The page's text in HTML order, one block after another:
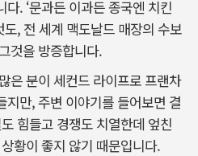
. ‘문과든 이과든 종국엔 치킨
도, 전 세계 맥도날드 매장의 수보
것을 방증합니다.
은 분이 세컨드 라이프로 프랜차
지만, 주변 이야기를 들어보면 결
힘들고 경쟁도 치열한데 엎친
황이 좋지 않기 때문입니다.